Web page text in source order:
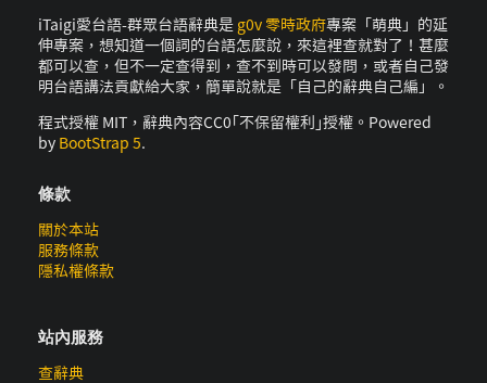
iTaigi愛台語-群眾台語辭典是 g0v 零時政府專案「萌典」的延
伸專案，想知道一個詞的台語怎麼說，來這裡查就對了！甚麼
都可以查，但不一定查得到，查不到時可以發問，或者自己發
明台語講法貢獻給大家，簡單說就是「自己的辭典自己編」。
程式授權 MIT，辭典內容CC0｢不保留權利｣授權。Powered
by BootStrap 5.
條款
關於本站
服務條款
隱私權條款
站內服務
查辭典